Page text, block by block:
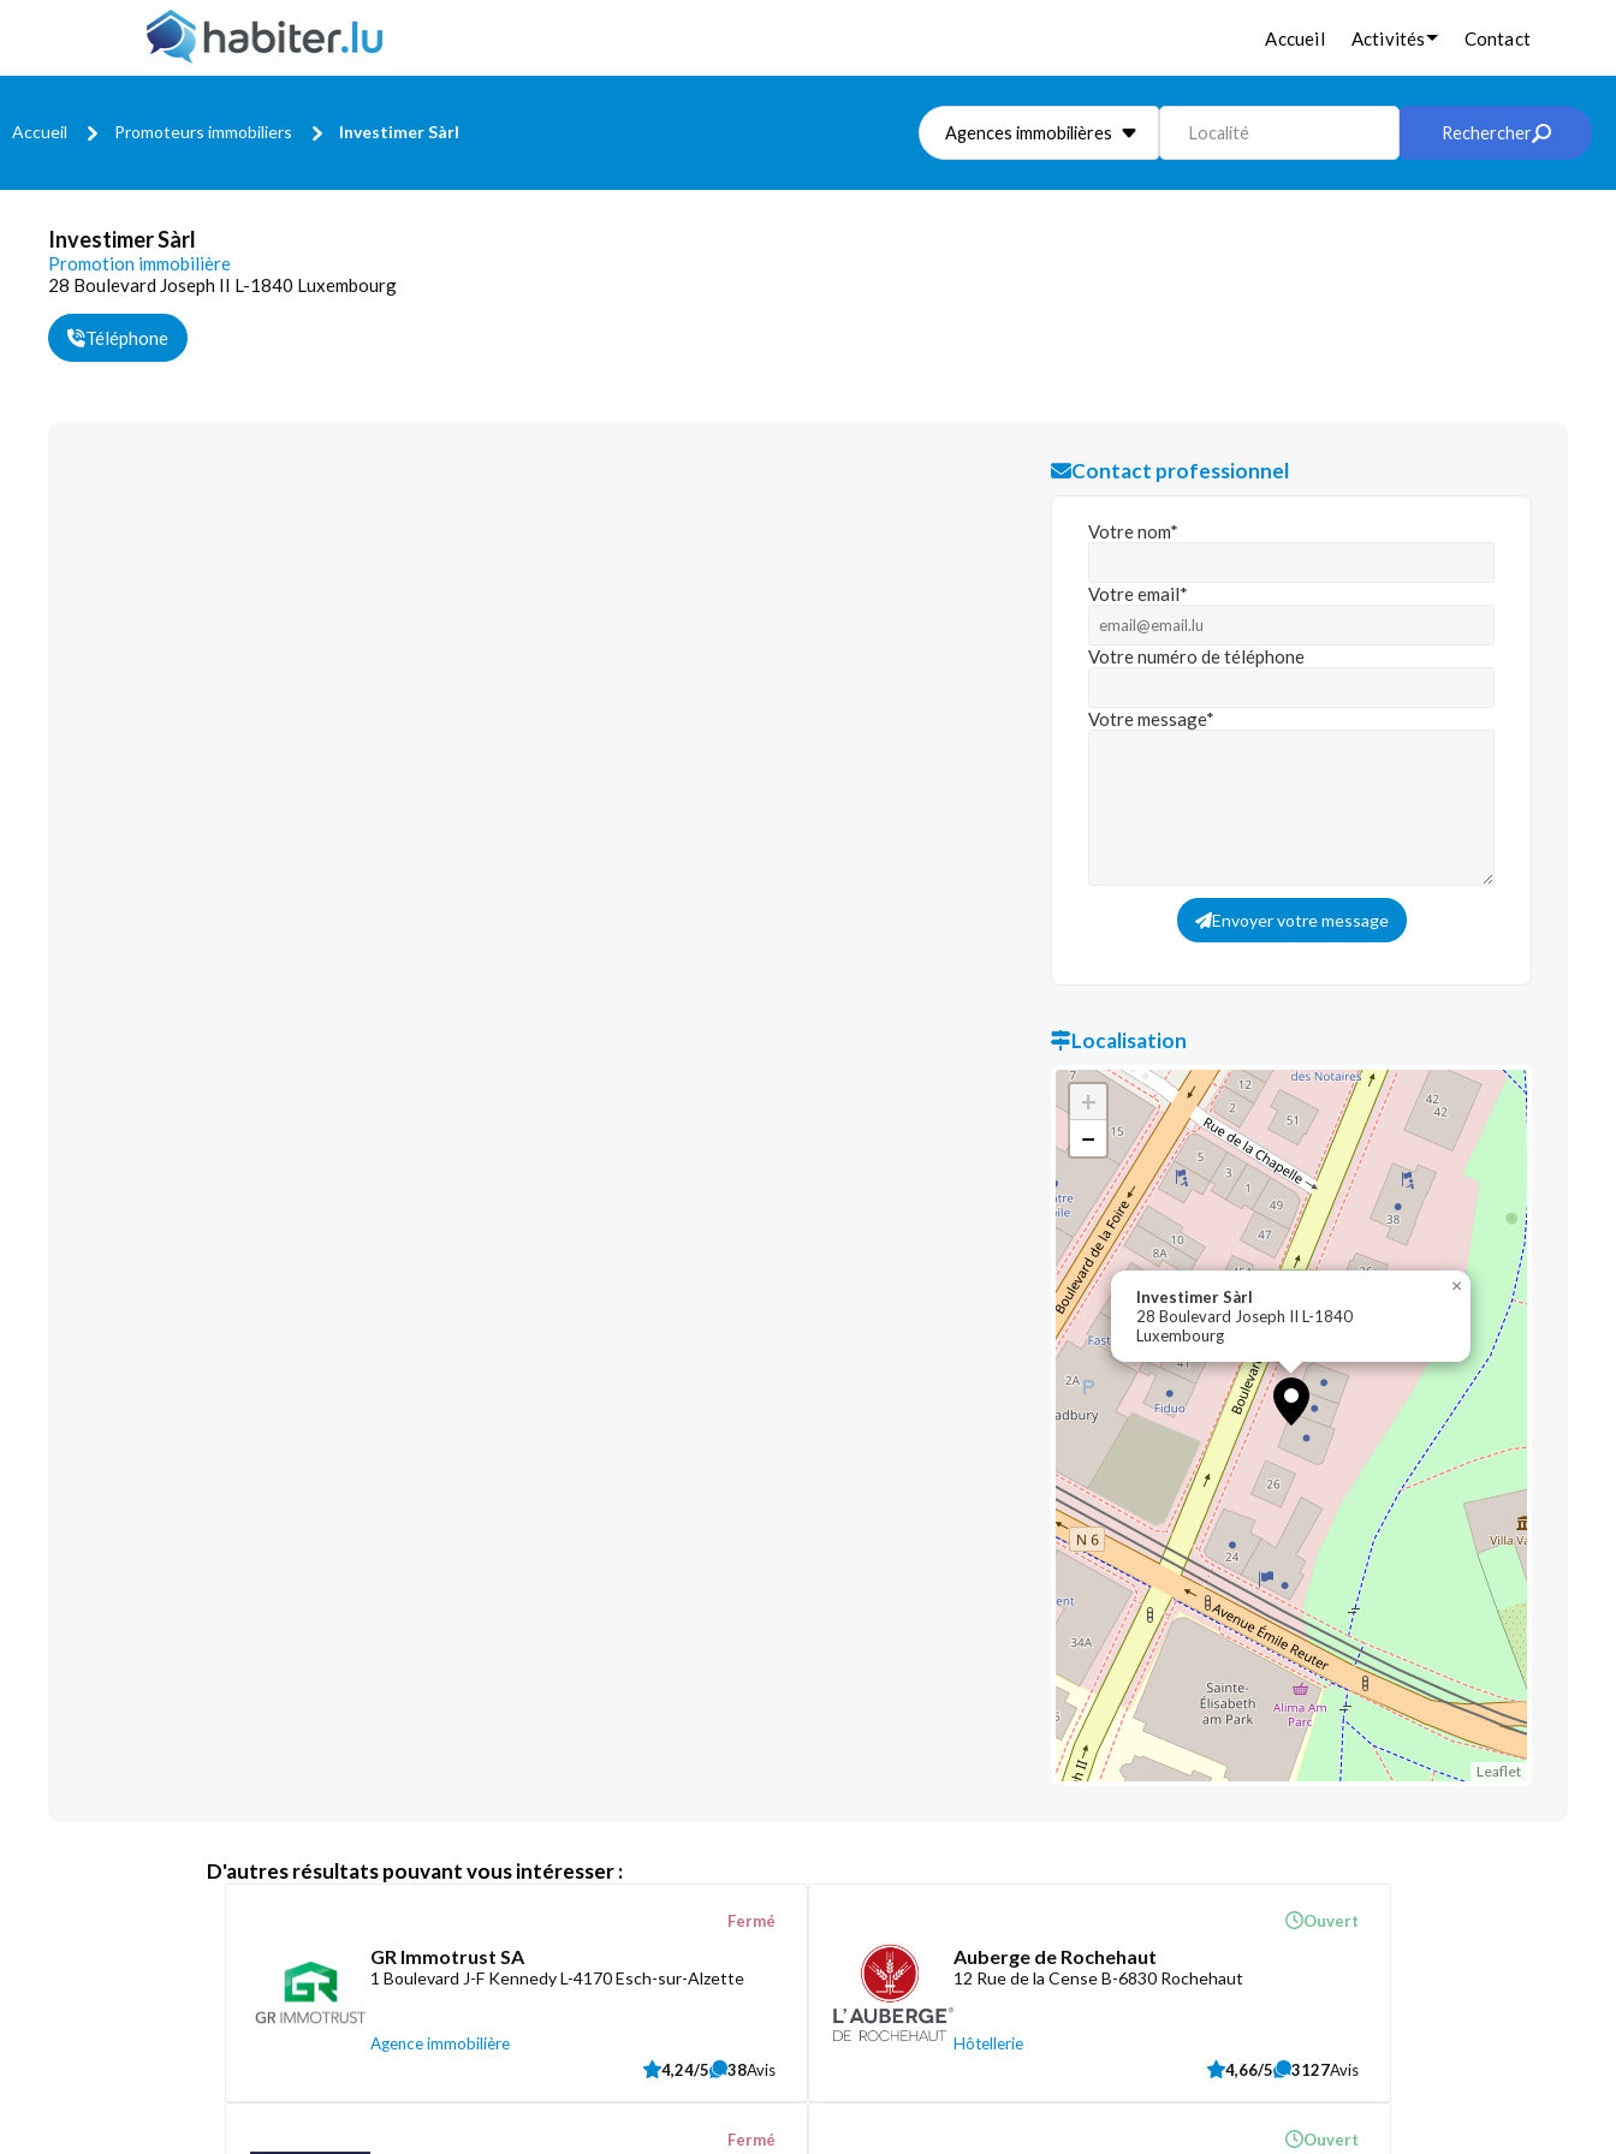
Accueil Activités Contact
Accueil Promoteurs immobiliers Investimer Sàrl Agences immobilières Localité Rechercher
Investimer Sàrl
Promotion immobilière
28 Boulevard Joseph II L-1840 Luxembourg
Téléphone
Contact professionnel
Votre nom*
Votre email*
Votre numéro de téléphone
Votre message*
Envoyer votre message
Localisation
Investimer Sàrl
28 Boulevard Joseph II L-1840
Luxembourg
×
+
−
Leaflet
D'autres résultats pouvant vous intéresser :
GR Immotrust SA
1 Boulevard J-F Kennedy L-4170 Esch-sur-Alzette
Agence immobilière
Fermé
4,24/5 38Avis
Auberge de Rochehaut
12 Rue de la Cense B-6830 Rochehaut
Hôtellerie
Ouvert
4,66/5 3127Avis
Fermé Ouvert